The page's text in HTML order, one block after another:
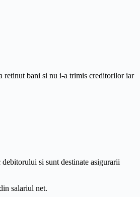
retinut bani si nu i-a trimis creditorilor iar
si sunt destinate asigurarii
salariul net.